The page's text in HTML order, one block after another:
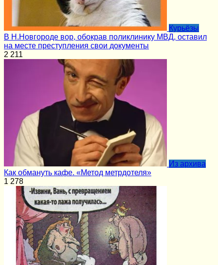
Курьёзы
В Н.Новгороде вор, обокрав поликлинику МВД, оставил
на месте преступления свои документы
2 211
Из архива
Как обмануть кафе. «Метод метрдотеля»
1 278